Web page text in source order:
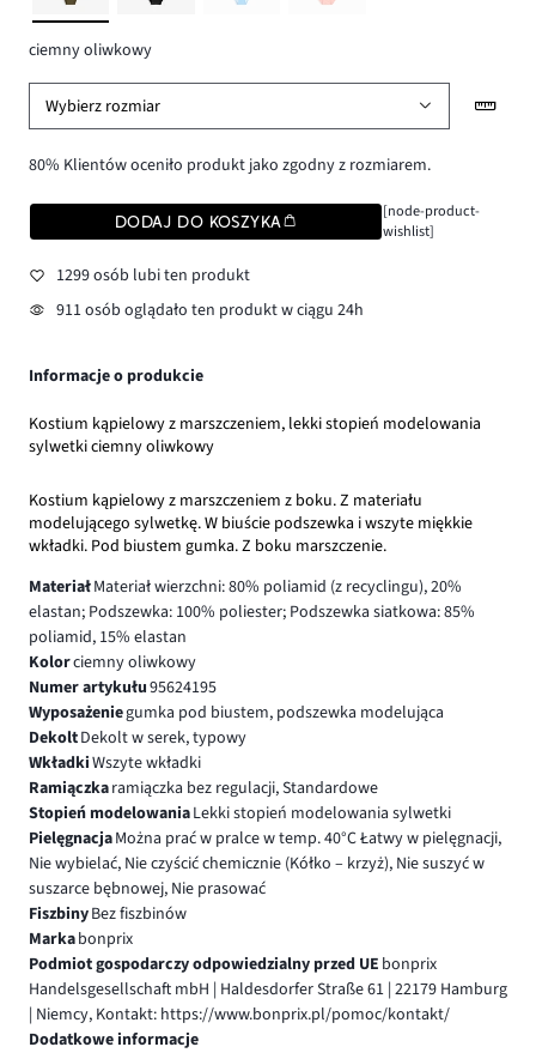
ciemny oliwkowy
Wybierz rozmiar
80% Klientów oceniło produkt jako zgodny z rozmiarem.
DODAJ DO KOSZYKA
[node-product-
wishlist]
1299 osób lubi ten produkt
911 osób oglądało ten produkt w ciągu 24h
Informacje o produkcie
Kostium kąpielowy z marszczeniem, lekki stopień modelowania
sylwetki ciemny oliwkowy
Kostium kąpielowy z marszczeniem z boku. Z materiału
modelującego sylwetkę. W biuście podszewka i wszyte miękkie
wkładki. Pod biustem gumka. Z boku marszczenie.
MateriałMateriał wierzchni: 80% poliamid (z recyclingu), 20%
elastan; Podszewka: 100% poliester; Podszewka siatkowa: 85%
poliamid, 15% elastan
Kolorciemny oliwkowy
Numer artykułu95624195
Wyposażeniegumka pod biustem, podszewka modelująca
DekoltDekolt w serek, typowy
WkładkiWszyte wkładki
Ramiączkaramiączka bez regulacji, Standardowe
Stopień modelowaniaLekki stopień modelowania sylwetki
PielęgnacjaMożna prać w pralce w temp. 40°C Łatwy w pielęgnacji,
Nie wybielać, Nie czyścić chemicznie (Kółko – krzyż), Nie suszyć w
suszarce bębnowej, Nie prasować
FiszbinyBez fiszbinów
Markabonprix
Podmiot gospodarczy odpowiedzialny przed UE bonprix
Handelsgesellschaft mbH | Haldesdorfer Straße 61 | 22179 Hamburg
| Niemcy, Kontakt: https://www.bonprix.pl/pomoc/kontakt/
Dodatkowe informacje